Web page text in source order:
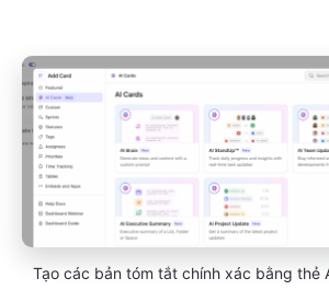
Tạo các bản tóm tắt chính xác bằng thẻ